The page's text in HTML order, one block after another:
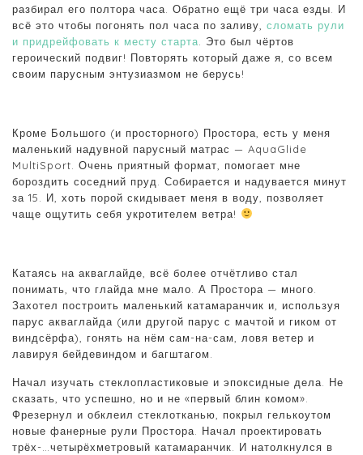
разбирал его полтора часа. Обратно ещё три часа езды. И
всё это чтобы погонять пол часа по заливу, сломать рули
и придрейфовать к месту старта . Это был чёртов
героический подвиг! Повторять который даже я, со всем
своим парусным энтузиазмом не берусь!
Кроме Большого (и просторного) Простора, есть у меня
маленький надувной парусный матрас — AquaGlide
MultiSport. Очень приятный формат, помогает мне
бороздить соседний пруд. Собирается и надувается минут
за 15. И, хоть порой скидывает меня в воду, позволяет
чаще ощутить себя укротителем ветра!
Катаясь на акваглайде, всё более отчётливо стал
понимать, что глайда мне мало. А Простора — много.
Захотел построить маленький катамаранчик и, используя
парус акваглайда (или другой парус с мачтой и гиком от
виндсёрфа), гонять на нём сам-на-сам, ловя ветер и
лавируя бейдевиндом и багштагом.
Начал изучать стеклопластиковые и эпоксидные дела. Не
сказать, что успешно, но и не «первый блин комом».
Фрезернул и обклеил стеклотканью, покрыл гелькоутом
новые фанерные рули Простора. Начал проектировать
трёх-…четырёхметровый катамаранчик. И натолкнулся в